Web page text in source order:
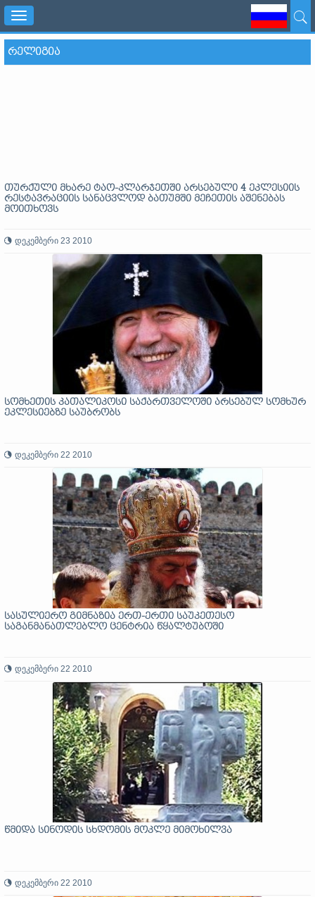
Toggle
navigation
ᲠᲔᲚᲘᲒᲘᲐ
თურქული მხარე ტაო-კლარჯეთში არსებული 4 ეკლესიის
რესტავრაციის სანაცვლოდ ბათუმში მეჩეთის აშენებას
მოითხოვს
დეკემბერი 23 2010
სომხეთის კათალიკოსი საქართველოში არსებულ სომხურ
ეკლესიებზე საუბრობს
დეკემბერი 22 2010
სასულიერო გიმნაზია ერთ-ერთი საუკეთესო
საგანმანათლებლო ცენტრია წყალტუბოში
დეკემბერი 22 2010
წმიდა სინოდის სხდომის მოკლე მიმოხილვა
დეკემბერი 22 2010